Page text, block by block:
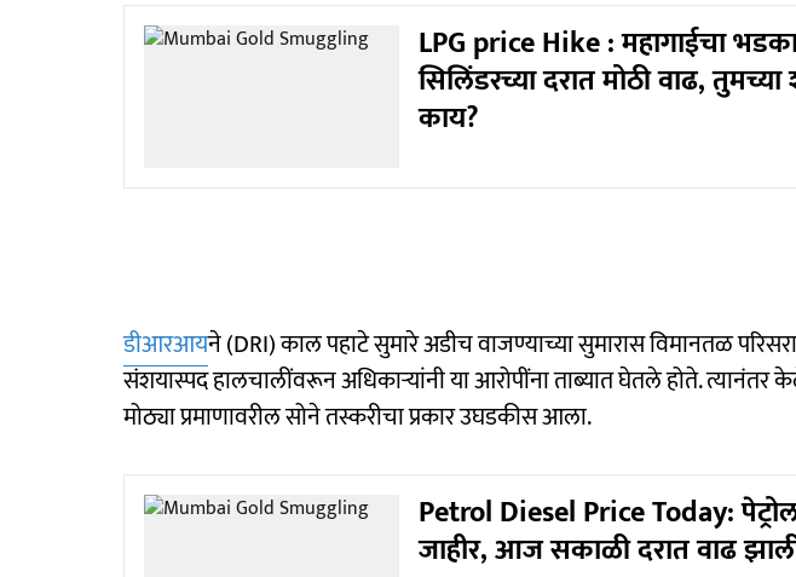
LPG price Hike : महागाईचा
सिलिंडरच्या दरात मोठी वाढ,
काय?
डीआरआयने (DRI) काल पहाटे सुमारे अडीच वाजण्याच्या सुमारास विमानतळ
संशयास्पद हालचालींवरून अधिकाऱ्यांनी या आरोपींना ताब्यात घेतले होते. त्यानंतर
मोठ्या प्रमाणावरील सोने तस्करीचा प्रकार उघडकीस आला.
Petrol Diesel Price Today:
जाहीर, आज सकाळी दरात वाढ